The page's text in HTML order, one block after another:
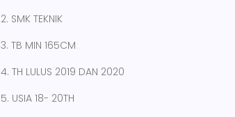
2. SMK TEKNIK
3. TB MIN 165CM
4. TH LULUS 2019 DAN 2020
5. USIA 18- 20TH